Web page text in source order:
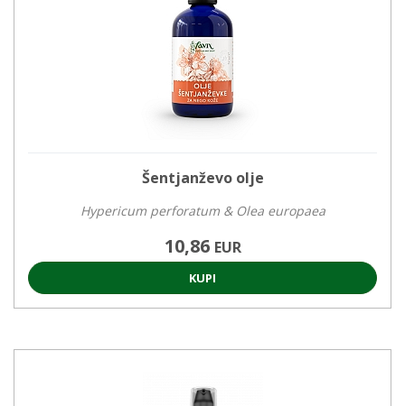
Šentjanževo olje
Hypericum perforatum & Olea europaea
10,86 EUR
KUPI